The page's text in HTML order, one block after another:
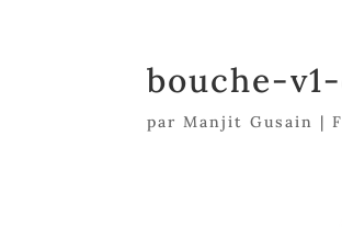
bouche-
parManjit Gusain |